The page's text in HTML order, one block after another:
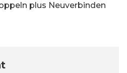
plus Neuverbinden